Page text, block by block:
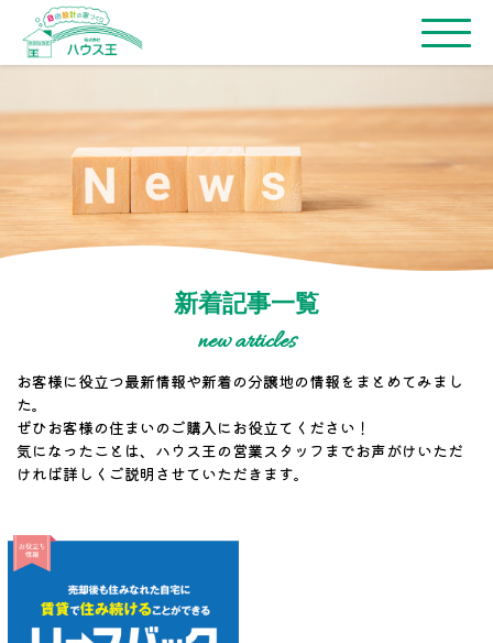
新着記事一覧
new articles
お客様に役立つ最新情報や新着の分譲地の情報をまとめてみまし
た。
ぜひお客様の住まいのご購入にお役立てください！
気になったことは、ハウス王の営業スタッフまでお声がけいただ
ければ詳しくご説明させていただきます。